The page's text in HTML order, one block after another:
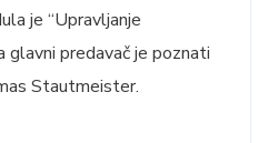
je “Upravljanje
glavni predavač je poznati
Stautmeister.